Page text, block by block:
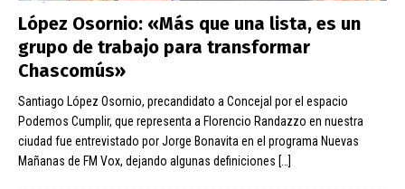
López Osornio: «Más que una lista, es un
grupo de trabajo para transformar
Chascomús»
Santiago López Osornio, precandidato a Concejal por el espacio
Podemos Cumplir, que representa a Florencio Randazzo en nuestra
ciudad fue entrevistado por Jorge Bonavita en el programa Nuevas
Mañanas de FM Vox, dejando algunas definiciones […]